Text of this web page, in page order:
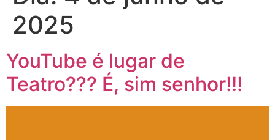
2025
YouTube é lugar de
Teatro??? É, sim senhor!!!